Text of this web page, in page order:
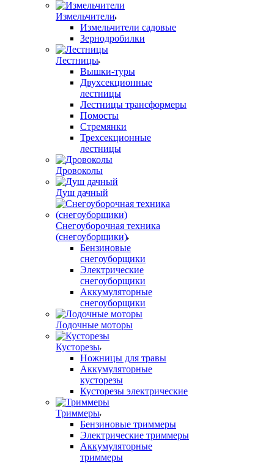
Измельчители
Измельчители садовые
Зернодробилки
Лестницы
Вышки-туры
Двухсекционные
лестницы
Лестницы трансформеры
Помосты
Стремянки
Трехсекционные
лестницы
Дровоколы
Душ дачный
Снегоуборочная техника
(снегоуборщики)
Бензиновые
снегоуборщики
Электрические
снегоуборщики
Аккумуляторные
снегоуборщики
Лодочные моторы
Кусторезы
Ножницы для травы
Аккумуляторные
кусторезы
Кусторезы электрические
Триммеры
Бензиновые триммеры
Электрические триммеры
Аккумуляторные
триммеры